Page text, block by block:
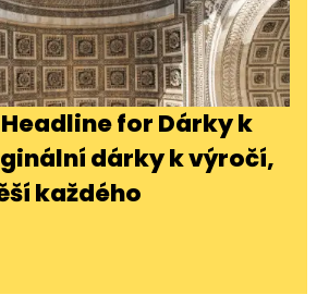
for Dárky k
dárky k výročí,
každého